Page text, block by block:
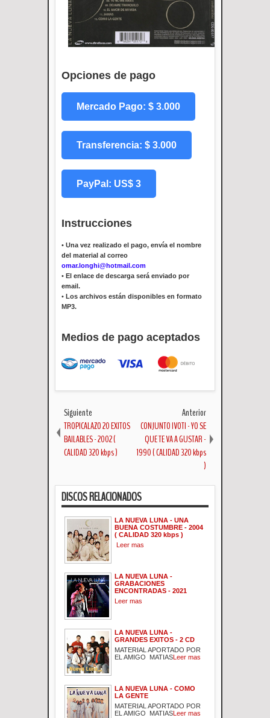
Opciones de pago
Mercado Pago: $ 3.000
Transferencia: $ 3.000
PayPal: US$ 3
Instrucciones
• Una vez realizado el pago, envía el nombre
del material al correo
omar.longhi@hotmail.com
• El enlace de descarga será enviado por
email.
• Los archivos están disponibles en formato
MP3.
Medios de pago aceptados
Siguiente
TROPICALAZO 20 EXITOS
BAILABLES - 2002 (
CALIDAD 320 kbps )
Anterior
CONJUNTO IVOTI - YO SE
QUE TE VA A GUSTAR -
1990 ( CALIDAD 320 kbps
)
DISCOS RELACIONADOS
LA NUEVA LUNA - UNA
BUENA COSTUMBRE - 2004
( CALIDAD 320 kbps )
Leer mas
LA NUEVA LUNA -
GRABACIONES
ENCONTRADAS - 2021
Leer mas
LA NUEVA LUNA -
GRANDES EXITOS - 2 CD
MATERIAL APORTADO POR
EL AMIGO MATIAS Leer mas
LA NUEVA LUNA - COMO
LA GENTE
MATERIAL APORTADO POR
EL AMIGO MATIAS Leer mas